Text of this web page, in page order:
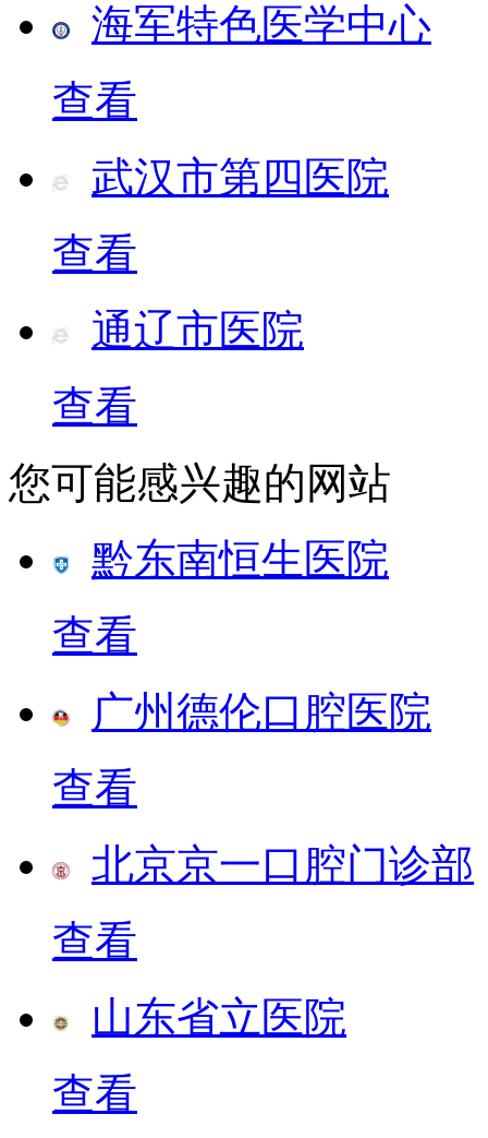
海军特色医学中心
查看
武汉市第四医院
查看
通辽市医院
查看
您可能感兴趣的网站
​黔东南恒生医院
查看
广州德伦口腔医院
查看
北京京一口腔门诊部
查看
山东省立医院
查看